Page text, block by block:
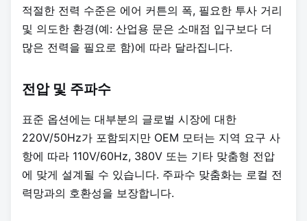
적절한 전력 수준은 에어 커튼의 폭, 필요한 투사 거리
및 의도한 환경(예: 산업용 문은 소매점 입구보다 더
많은 전력을 필요로 함)에 따라 달라집니다.
전압 및 주파수
표준 옵션에는 대부분의 글로벌 시장에 대한
220V/50Hz가 포함되지만 OEM 모터는 지역 요구 사
항에 따라 110V/60Hz, 380V 또는 기타 맞춤형 전압
에 맞게 설계될 수 있습니다. 주파수 맞춤화는 로컬 전
력망과의 호환성을 보장합니다.